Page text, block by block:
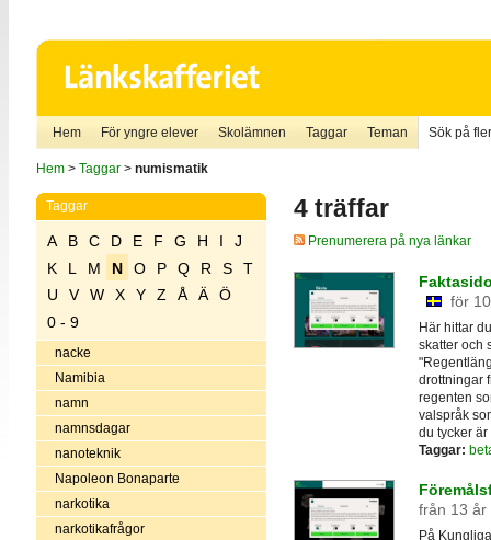
Hem För yngre elever Skolämnen Taggar Teman Sök på
Hem> Taggar> numismatik
Taggar
A B C D E F G H I
J
K
L M N O P Q R S
T
U
V W X Y Z Å Ä
Ö
0 - 9
nacke
Namibia
namn
namnsdagar
nanoteknik
Napoleon Bonaparte
narkotika
narkotikafrågor
4 träffar
Prenumerera på nya länkar
för
Här hittar
skatter och
drottningar
regenten
valspråk
du tycker
Taggar:
från 13 år
På